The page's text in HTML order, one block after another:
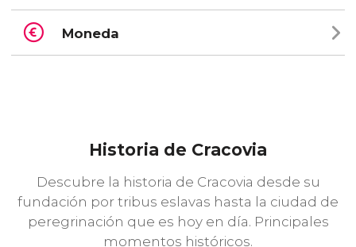
Moneda
Historia de Cracovia
Descubre la historia de Cracovia desde su
fundación por tribus eslavas hasta la ciudad de
peregrinación que es hoy en día. Principales
momentos históricos.